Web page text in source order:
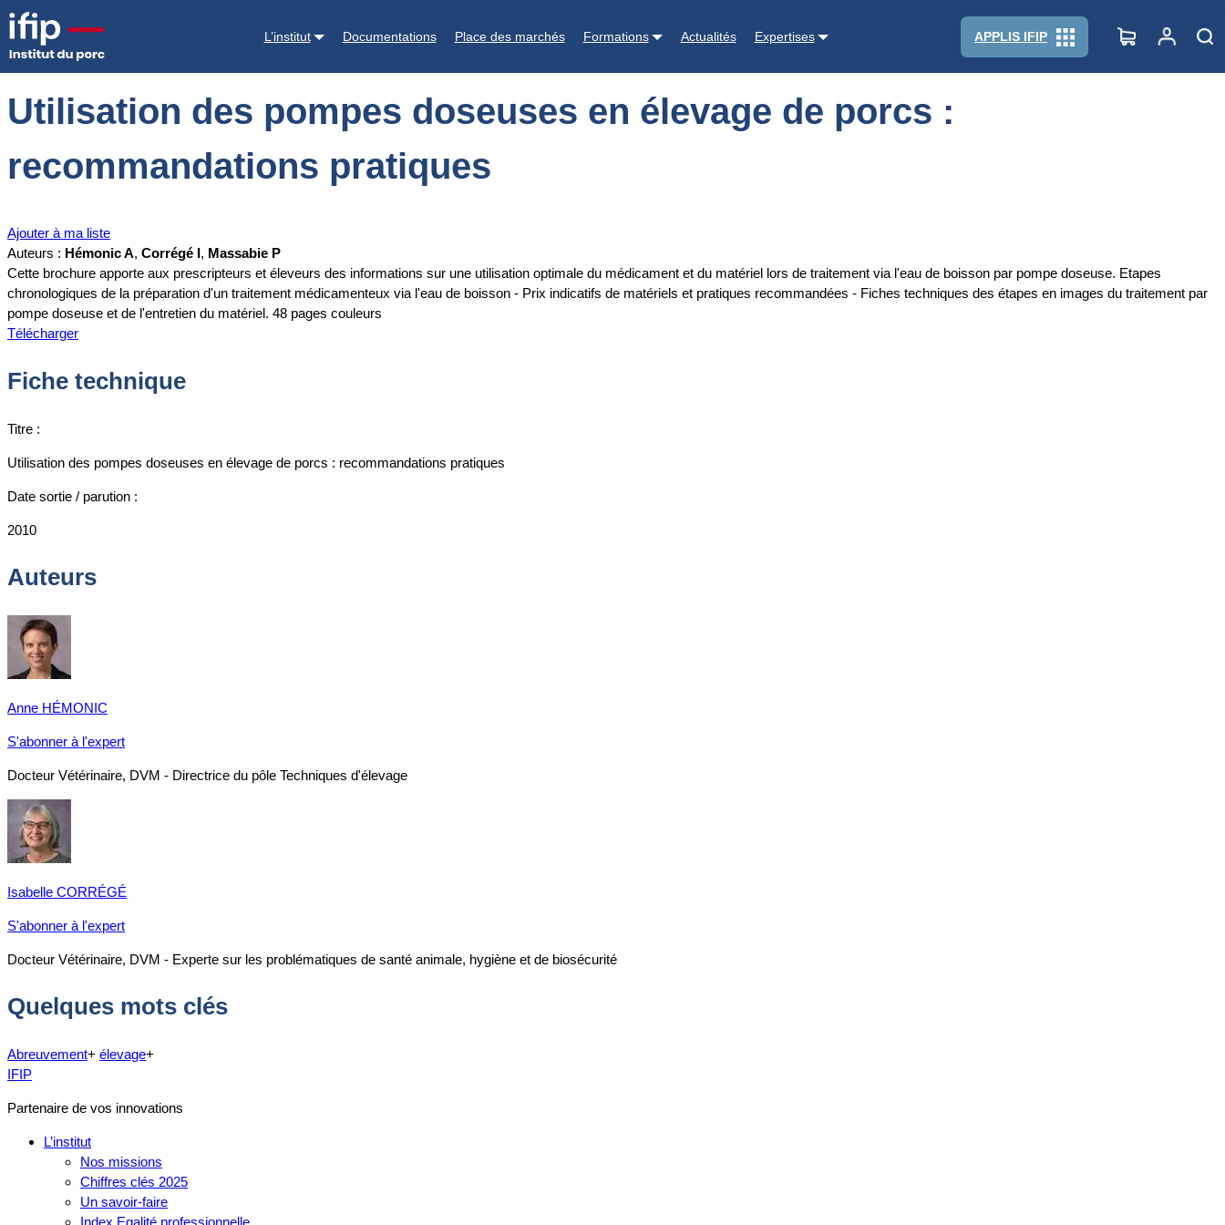
L’institut Documentations Place des marchés Formations Actualités Expertises APPLIS IFIP
Accueil Documentations
Utilisation des pompes doseuses en élevage de porcs :
recommandations pratiques
Ajouter à ma liste
Auteurs : Hémonic A, Corrégé I, Massabie P
Cette brochure apporte aux prescripteurs et éleveurs des informations sur une utilisation optimale du médicament et du matériel lors de traitement via l'eau de boisson par pompe doseuse. Etapes
chronologiques de la préparation d'un traitement médicamenteux via l'eau de boisson - Prix indicatifs de matériels et pratiques recommandées - Fiches techniques des étapes en images du traitement par
pompe doseuse et de l'entretien du matériel. 48 pages couleurs
Télécharger
Fiche technique
Titre :
Utilisation des pompes doseuses en élevage de porcs : recommandations pratiques
Date sortie / parution :
2010
Auteurs
Anne HÉMONIC
S'abonner à l'expert
Docteur Vétérinaire, DVM - Directrice du pôle Techniques d'élevage
Isabelle CORRÉGÉ
S'abonner à l'expert
Docteur Vétérinaire, DVM - Experte sur les problématiques de santé animale, hygiène et de biosécurité
Quelques mots clés
Abreuvement+ élevage+
IFIP
Partenaire de vos innovations
L’institut
Nos missions
Chiffres clés 2025
Un savoir-faire
Index Egalité professionnelle